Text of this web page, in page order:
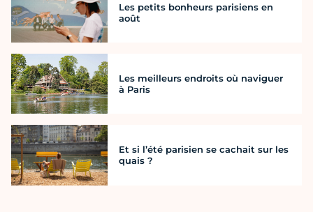
Les petits bonheurs parisiens en
août
Les meilleurs endroits où naviguer
à Paris
Et si l’été parisien se cachait sur les
quais ?